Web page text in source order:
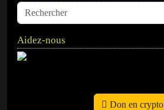
Aidez-nous
Don en crypto